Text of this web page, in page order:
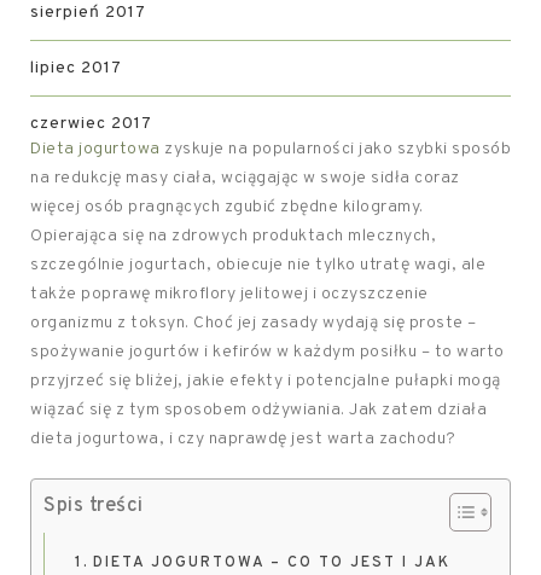
sierpień 2017
lipiec 2017
czerwiec 2017
Dieta jogurtowa zyskuje na popularności jako szybki sposób
na redukcję masy ciała, wciągając w swoje sidła coraz
więcej osób pragnących zgubić zbędne kilogramy.
Opierająca się na zdrowych produktach mlecznych,
szczególnie jogurtach, obiecuje nie tylko utratę wagi, ale
także poprawę mikroflory jelitowej i oczyszczenie
organizmu z toksyn. Choć jej zasady wydają się proste –
spożywanie jogurtów i kefirów w każdym posiłku – to warto
przyjrzeć się bliżej, jakie efekty i potencjalne pułapki mogą
wiązać się z tym sposobem odżywiania. Jak zatem działa
dieta jogurtowa, i czy naprawdę jest warta zachodu?
Spis treści
DIETA JOGURTOWA – CO TO JEST I JAK